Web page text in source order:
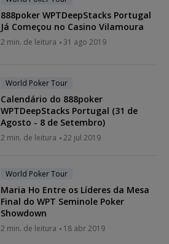
888poker WPTDeepStacks Portugal
Já Começou no Casino Vilamoura
2 min. de leitura 31 ago 2019
World Poker Tour
Calendário do 888poker
WPTDeepStacks Portugal (31 de
Agosto - 8 de Setembro)
2 min. de leitura 22 jul 2019
World Poker Tour
Maria Ho Entre os Líderes da Mesa
Final do WPT Seminole Poker
Showdown
2 min. de leitura 18 abr 2019